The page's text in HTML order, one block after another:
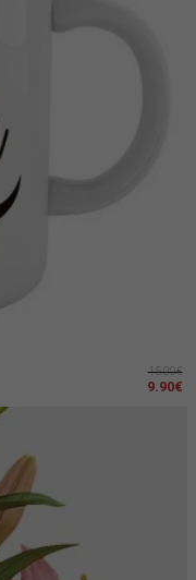
15.00€
9.90€